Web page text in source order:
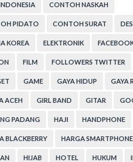
CONTOH NASKAH
PIDATO CONTOH SURAT
KOREA ELEKTRONIK
FILM FOLLOWERS TWITTER
GAME GAYA HIDUP GAYA
ACEH GIRL BAND GITAR
PADANG HAJI HANDPHONE
BLACKBERRY HARGA SMARTPHONE
HIJAB HOTEL HUKUM